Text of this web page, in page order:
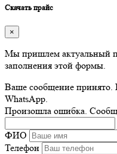
Скачать прайс
×
Мы пришлем актуальный
заполнения этой формы.
Ваше сообщение принято.
WhatsApp.
Произошла ошибка.
ФИО
Телефон